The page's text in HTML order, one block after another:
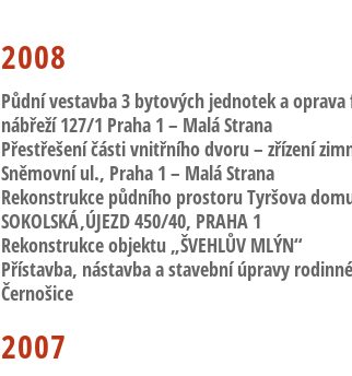
2008
Půdní vestavba 3 bytových jednotek a oprava
nábřeží 127/1 Praha 1 – Malá Strana
Přestřešení části vnitřního dvoru – zřízení
Sněmovní ul., Praha 1 – Malá Strana
Rekonstrukce půdního prostoru Tyršova
SOKOLSKÁ,ÚJEZD 450/40, PRAHA 1
Rekonstrukce objektu „ŠVEHLŮV MLÝN“
Přístavba, nástavba a stavební úpravy
Černošice
2007